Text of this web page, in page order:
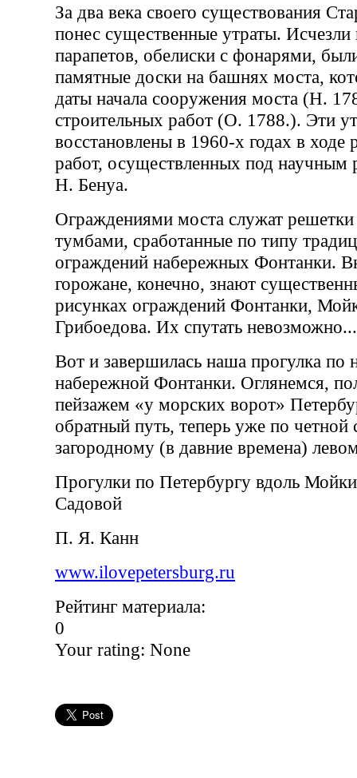
За два века своего существования
понес существенные утраты.
парапетов, обелиски с фонарями,
памятные доски на башнях моста,
даты начала сооружения моста (Н.
строительных работ (О. 1788.). Эти
восстановлены в 1960-х годах в ходе
работ, осуществленных под научным
Н. Бенуа.
Ограждениями моста служат
тумбами, сработанные по типу
ограждений набережных Фонтанки.
горожане, конечно, знают
рисунках ограждений Фонтанки,
Грибоедова. Их спутать невозможно...
Вот и завершилась наша прогулка по
набережной Фонтанки. Оглянемся,
пейзажем «у морских ворот»
обратный путь, теперь уже по
загородному (в давние времена)
Прогулки по Петербургу вдоль
Садовой
П. Я. Канн
www.ilovepetersburg.ru
Рейтинг материала:
0
Your rating: None